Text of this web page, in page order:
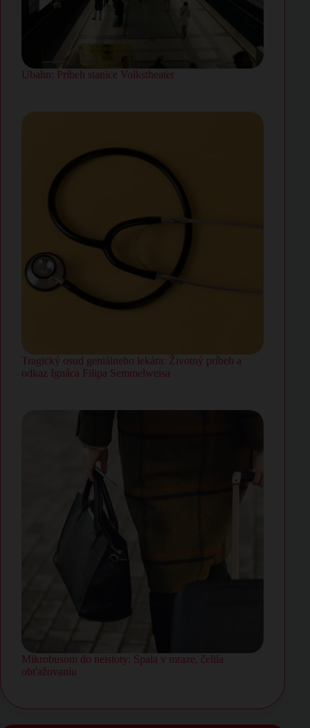
Ubahn: Príbeh stanice Volkstheater
Tragický osud geniálneho lekára: Životný príbeh a
odkaz Ignáca Filipa Semmelweisa
Mikrobusom do neistoty: Spala v mraze, čelila
obťažovaniu